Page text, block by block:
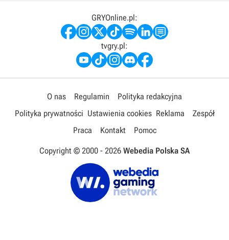
GRYOnline.pl:
tvgry.pl:
O nas Regulamin
Polityka redakcyjna
Polityka prywatności Ustawienia cookies Reklama
Zespół
Praca
Kontakt Pomoc
Copyright © 2000 - 2026 Webedia Polska SA